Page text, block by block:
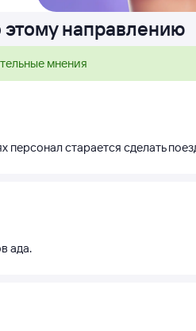
этому направлению
мнения
персонал старается сделать
ада.